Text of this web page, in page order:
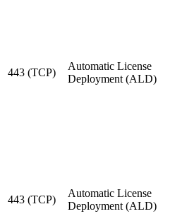
443 (TCP)
Automatic License
Deployment (ALD)
443 (TCP)
Automatic License
Deployment (ALD)